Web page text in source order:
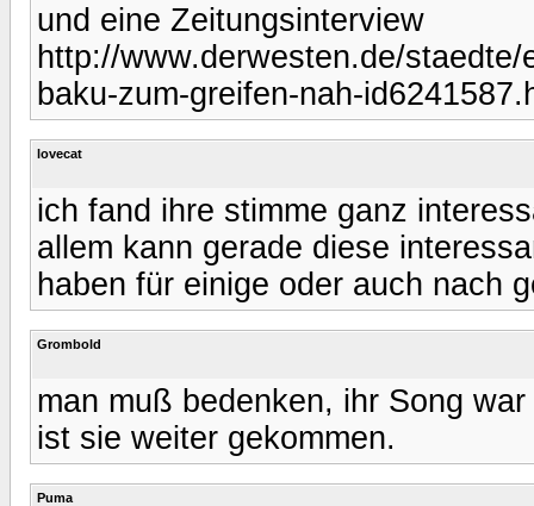
und eine Zeitungsinterview
http://www.derwesten.de/
baku-zum-greifen-nah-
lovecat
ich fand ihre stimme ganz
allem kann gerade diese
haben für einige oder auch nach
Grombold
man muß bedenken, ihr Song
ist sie weiter gekommen.
Puma